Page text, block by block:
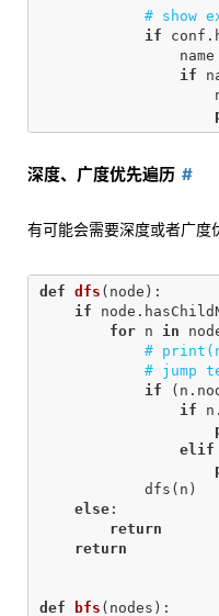
if
conf .
name
if
深度、广度优先遍历
有可能会需要深度或者广度
def dfs ( node ):
if
node .
for n in
if
( n .
if
n .
elif
dfs ( n )
else :
return
return
def bfs ( nodes ):